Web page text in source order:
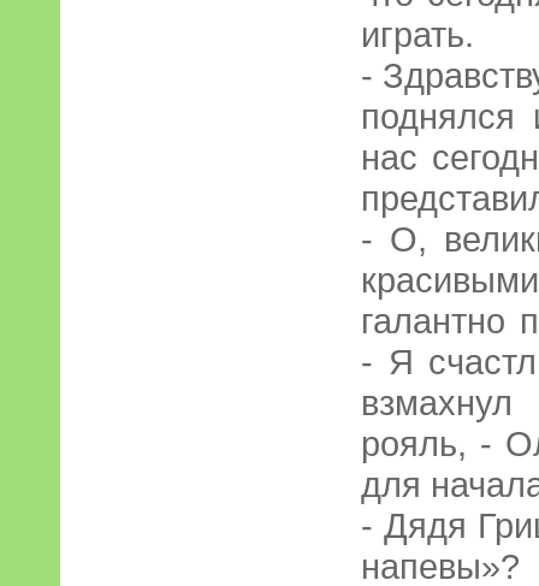
играть.
-
нас
- О,
галантно
- Я
рояль, -
для
- Дядя
напевы»?